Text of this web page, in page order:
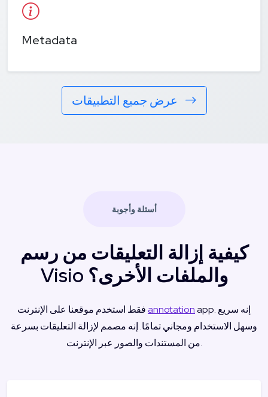
Metadata
أسئلة وأجوبة
كيفية إزالة التعليقات من رسم
Visio والملفات الأخرى؟
annotationapp. إنه سريع
وسهل الاستخدام ومجاني تمامًا. إنه مصمم لإزالة التعليقات بسرعة
من المستندات والصور عبر الإنترنت.